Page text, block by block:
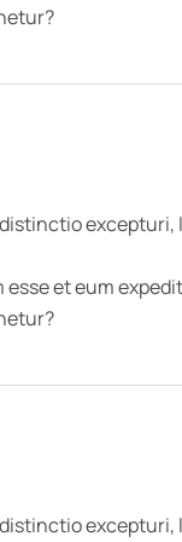
et eum